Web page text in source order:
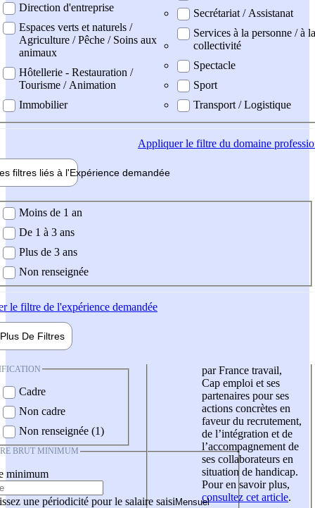
Direction d'entreprise
Espaces verts et naturels /
Agriculture / Pêche / Soins aux
animaux
Hôtellerie - Restauration /
Tourisme / Animation
Immobilier
Secrétariat / Assistanat
Services à la personne / à la
collectivité
Spectacle
Sport
Transport / Logistique
Appliquerle filtre du domaine
filtres liés à l'Expérience demandée
demandée
Moins de 1 an
De 1 à 3 ans
Plus de 3 ans
Non renseignée
le filtre de l'expérience demandée
Plus De Filtres
Cadre
Non cadre
Non renseignée (1)
BRUT MINIMUM
minimum
une périodicité pour le salaire saisi
par France travail,
Cap emploi et ses
partenaires pour ses
actions concrètes en
faveur du recrutement,
de l’intégration et de
l’accompagnement de
ses collaborateurs en
situation de handicap.
Pour en savoir plus,
consultez cet article.